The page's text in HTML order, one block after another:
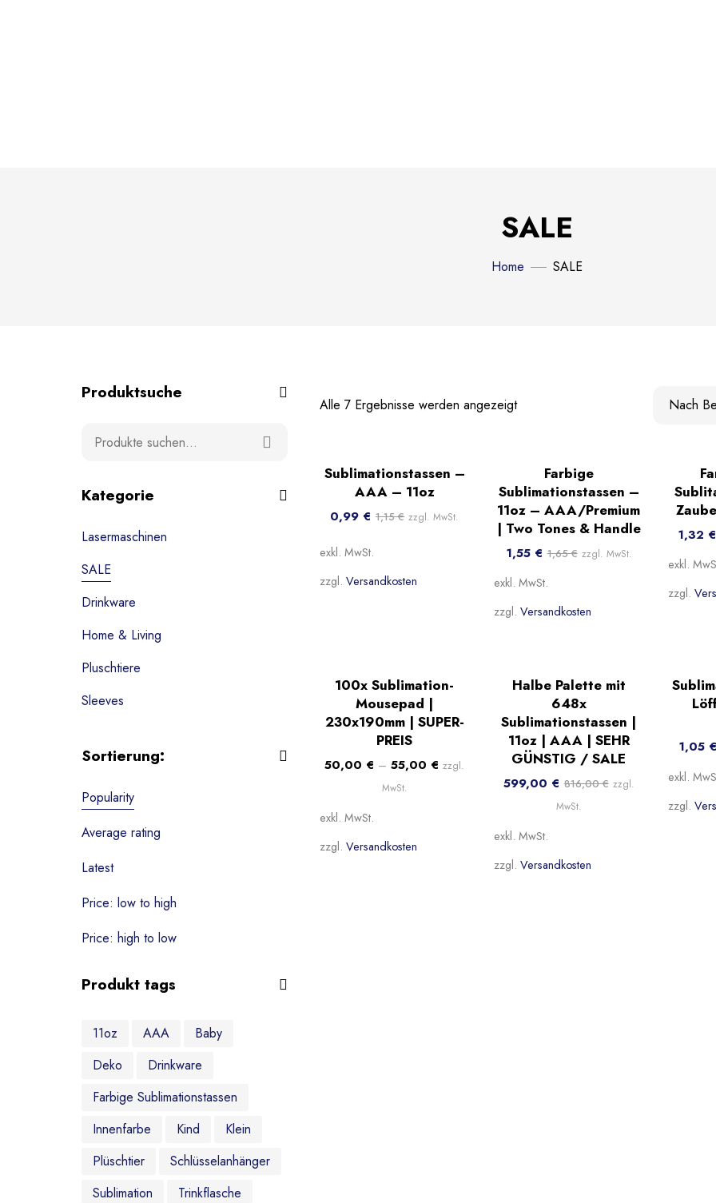
SALE
Home SALE
Alle 7 Ergebnisse werden angezeigt
-14%
Beliebt
Sublimationstassen –
AAA – 11oz
0,99 € 1,15€ zzgl. MwSt.
exkl. MwSt.
zzgl. Versandkosten
Beliebt
Farbige
Sublimationstassen –
11oz – AAA/Premium
| Two Tones & Handle
1,55 € 1,65€ zzgl. MwSt.
exkl. MwSt.
zzgl. Versandkosten
-40%
Beliebt
1,32 €
exkl.
zzgl.
Sale!
Beliebt
100x Sublimation-
Mousepad |
230x190mm | SUPER-
PREIS
50,00 € –55,00 € zzgl.
MwSt.
exkl. MwSt.
zzgl. Versandkosten
-27%
Halbe Palette mit
648x
Sublimationstassen |
11oz | AAA | SEHR
GÜNSTIG / SALE
599,00 € 816,00€ zzgl.
MwSt.
exkl. MwSt.
zzgl. Versandkosten
Sale!
1,05 €
exkl.
zzgl.
Produktsuche
Kategorie
Lasermaschinen
SALE
Drinkware
Home & Living
Pluschtiere
Sleeves
Textilien
Wohndekoration
Schlüsselanhänger
Puzzle & Spiele
Zubehör
Ohne Kategorie
Sortierung:
Popularity
Average rating
Latest
Price: low to high
Price: high to low
Produkt tags
11oz AAA
Baby
Deko
Drinkware
Farbige Sublimationstassen
Innenfarbe
Kind
Klein
Plüschtier
Schlüsselanhänger
Sublimation
Trinkflasche